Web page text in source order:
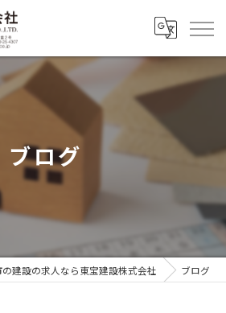
ブログ
建設の求人なら東宝建設株式会社 ブログ